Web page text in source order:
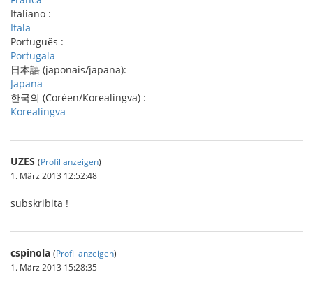
Italiano :
Itala
Português :
Portugala
日本語 (japonais/japana):
Japana
한국의 (Coréen/Korealingva) :
Korealingva
UZES (Profil anzeigen)
1. März 2013 12:52:48
subskribita !
cspinola (Profil anzeigen)
1. März 2013 15:28:35